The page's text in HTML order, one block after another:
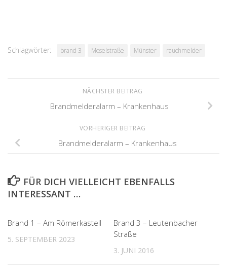
Schlagwörter: brand 3 Moselstraße Münster rauchmelder
NÄCHSTER BEITRAG
Brandmelderalarm – Krankenhaus
VORHERIGER BEITRAG
Brandmelderalarm – Krankenhaus
FÜR DICH VIELLEICHT EBENFALLS
INTERESSANT …
Brand 1 – Am Römerkastell
5. SEPTEMBER 2023
Brand 3 – Leutenbacher
Straße
3. JUNI 2016